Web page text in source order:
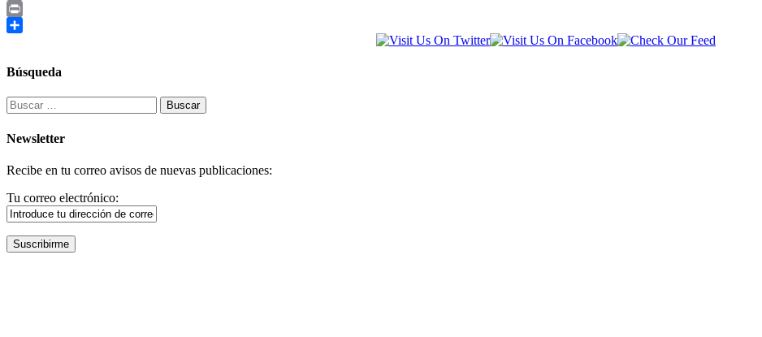
Copy
Link
Print
Búsqueda
Buscar:
Newsletter
Recibe en tu correo avisos de nuevas publicaciones:
Tu correo electrónico: